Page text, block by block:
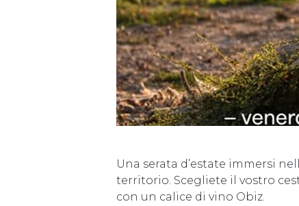
Una serata d’estate immersi
territorio. Scegliete il vostro
con un calice di vino Obiz.